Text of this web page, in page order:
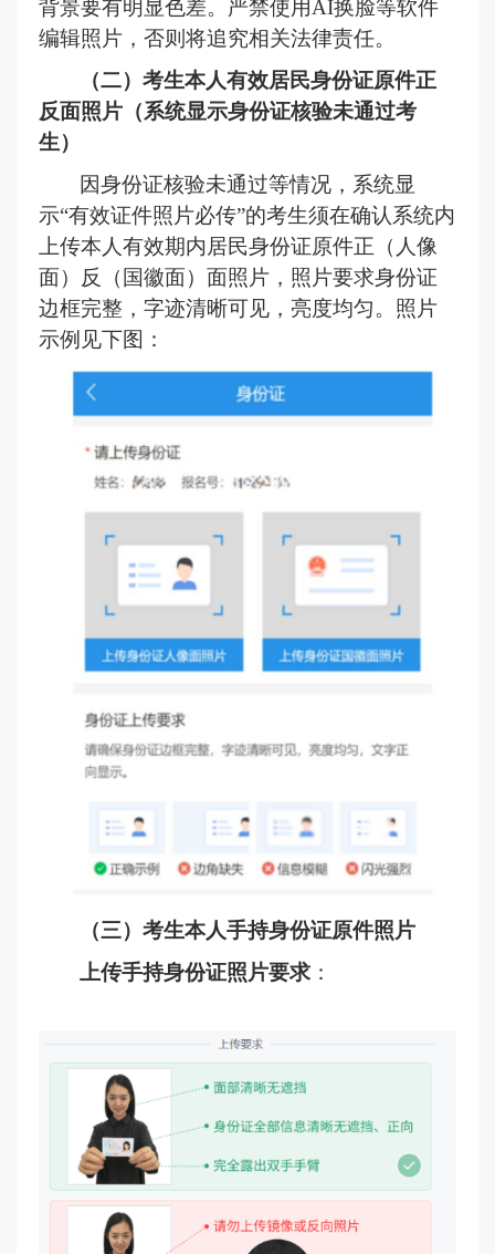
背景要有明显色差。严禁使用AI换脸等软件
编辑照片，否则将追究相关法律责任。
（二）考生本人有效居民身份证原件正
反面照片 （系统显示身份证核验未通过考
生）
因身份证核验未通过等情况，系统显
示“有效证件照片必传”的考生须在确认系统内
上传本人有效期内居民身份证原件正（人像
面）反（国徽面）面照片，照片要求身份证
边框完整，字迹清晰可见，亮度均匀。照片
示例见下图：
（三）考生本人手持身份证原件照片
上传手持身份证照片要求 ：